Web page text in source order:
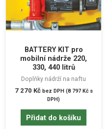
BATTERY KIT pro
mobilní nádrže 220,
330, 440 litrů
Doplňky nádrží na naftu
7 270 Kč bez DPH (8 797 Kčs
DPH)
Přidat do košíku